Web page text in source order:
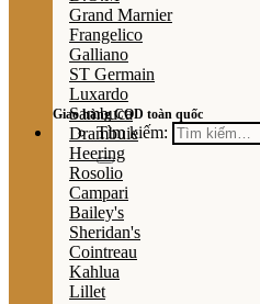
Giao hàng COD toàn quốc
Tìm kiếm:
Grand Marnier
Frangelico
Galliano
ST Germain
Luxardo
Sambuca
Drambuie
Heering
Rosolio
Campari
Bailey's
Sheridan's
Cointreau
Kahlua
Lillet